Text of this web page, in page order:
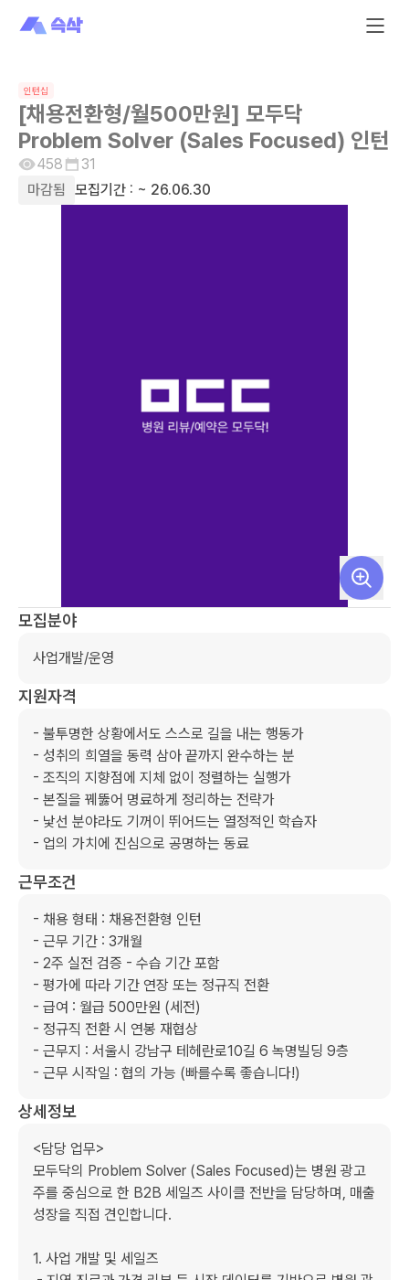
인턴십
[채용전환형/월500만원] 모두닥
Problem Solver (Sales Focused) 인턴
458
31
마감됨
모집기간 : ~ 26.06.30
모집분야
사업개발/운영
지원자격
- 불투명한 상황에서도 스스로 길을 내는 행동가
- 성취의 희열을 동력 삼아 끝까지 완수하는 분
- 조직의 지향점에 지체 없이 정렬하는 실행가
- 본질을 꿰뚫어 명료하게 정리하는 전략가
- 낯선 분야라도 기꺼이 뛰어드는 열정적인 학습자
- 업의 가치에 진심으로 공명하는 동료
근무조건
- 채용 형태 : 채용전환형 인턴
- 근무 기간 : 3개월
- 2주 실전 검증 - 수습 기간 포함
- 평가에 따라 기간 연장 또는 정규직 전환
- 급여 : 월급 500만원 (세전)
- 정규직 전환 시 연봉 재협상
- 근무지 : 서울시 강남구 테헤란로10길 6 녹명빌딩 9층
- 근무 시작일 : 협의 가능 (빠를수록 좋습니다!)
상세정보
<담당 업무>
모두닥의 Problem Solver (Sales Focused)는 병원 광고
주를 중심으로 한 B2B 세일즈 사이클 전반을 담당하며, 매출
성장을 직접 견인합니다.
1. 사업 개발 및 세일즈